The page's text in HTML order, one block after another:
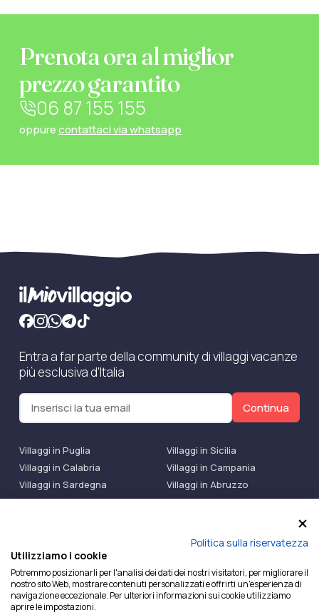
Prenota ora al miglior
prezzo garantito
06 87 155 155
oppurecontattaci via whatsapp
Entra a far parte della community di villaggi vacanze
più esclusiva d'Italia
Continua
Villaggi in Puglia
Villaggi in Sicilia
Villaggi in Calabria
Villaggi in Campania
Villaggi in Sardegna
Villaggi in Abruzzo
Villaggi Bluserena
Villaggi TH Resort
Ilmiovillaggio è un marchio di Ekiwi S.r.l.
Licenza Agenzia Viaggi e Turismo n° 2015/0133251 del
26/02/2015 e coperta da RC per Agenzia di Viaggi n°
OX00081147 REVO Specialty LiabilityXTravel Agencies.
Politica sulla riservatezza
Utilizziamo i cookie
Potremmo posizionarli per l'analisi dei dati dei nostri visitatori, per migliorare il
nostro sito Web, mostrare contenuti personalizzati e offrirti un'esperienza di
navigazione eccezionale. Per ulteriori informazioni sui cookie utilizziamo
aprire le impostazioni.